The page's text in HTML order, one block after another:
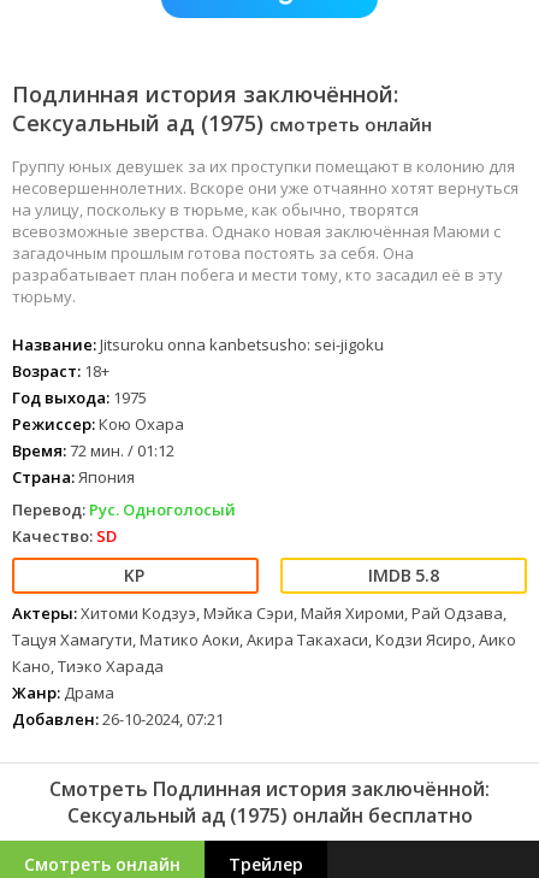
Подлинная история заключённой:
Сексуальный ад (1975) смотреть онлайн
Группу юных девушек за их проступки помещают в колонию для
несовершеннолетних. Вскоре они уже отчаянно хотят вернуться
на улицу, поскольку в тюрьме, как обычно, творятся
всевозможные зверства. Однако новая заключённая Маюми с
загадочным прошлым готова постоять за себя. Она
разрабатывает план побега и мести тому, кто засадил её в эту
тюрьму.
Название:Jitsuroku onna kanbetsusho: sei-jigoku
Возраст: 18+
Год выхода: 1975
Режиссер:Кою Охара
Время:72 мин. / 01:12
Страна:Япония
Перевод: Рус. Одноголосый
Качество: SD
5.8
Актеры:Хитоми Кодзуэ, Мэйка Сэри, Майя Хироми, Рай Одзава,
Тацуя Хамагути, Матико Аоки, Акира Такахаси, Кодзи Ясиро, Аико
Кано, Тиэко Харада
Жанр: Драма
Добавлен:26-10-2024, 07:21
Смотреть Подлинная история заключённой:
Сексуальный ад (1975) онлайн бесплатно
Смотреть онлайн Трейлер